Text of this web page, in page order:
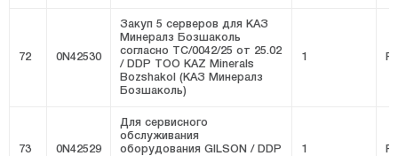
72 0N42530
Закуп 5 серверов для КАЗ
Минералз Бозшаколь
согласно ТС/0042/25 от 25.02
/ DDP ТОО KAZ Minerals
Bozshakol (КАЗ Минералз
Бозшаколь)
1
73 0N42529
Для сервисного
обслуживания
оборудования GILSON / DDP
1